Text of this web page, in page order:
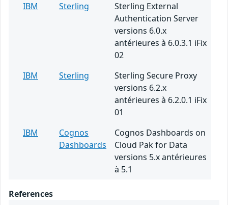
IBM
Sterling
Sterling External
Authentication Server
versions 6.0.x
antérieures à 6.0.3.1 iFix
02
IBM
Sterling
Sterling Secure Proxy
versions 6.2.x
antérieures à 6.2.0.1 iFix
01
IBM
Cognos
Dashboards
Cognos Dashboards on
Cloud Pak for Data
versions 5.x antérieures
à 5.1
References